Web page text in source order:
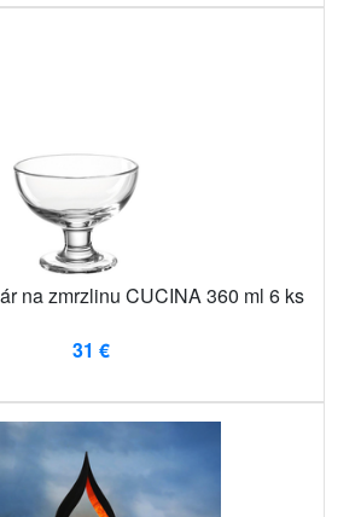
na zmrzlinu CUCINA 360 ml 6 ks
31 €